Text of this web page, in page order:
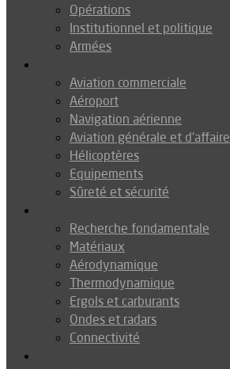
Opérations
Institutionnel et politique
Armées
Aviation commerciale
Aéroport
Navigation aérienne
Aviation générale et d’affaire
Hélicoptères
Equipements
Sûreté et sécurité
Recherche fondamentale
Matériaux
Aérodynamique
Thermodynamique
Ergols et carburants
Ondes et radars
Connectivité